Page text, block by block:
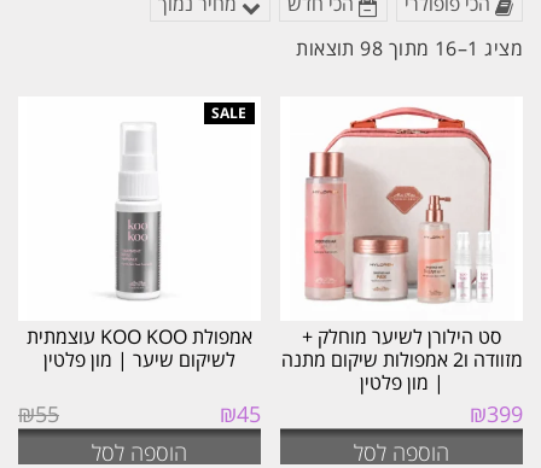
מציג 1–16 מתוך 98 תוצאות
ממוין
הפריט
סט הילורן לשיער מוחלק +
מזוודה ו2 אמפולות שיקום מתנה
| מון פלטין
₪399
הוספה לסל
אמפולת KOO KOO עוצמתית
לשיקום שיער | מון פלטין
₪55
המחיר
המקורי
₪45
הנוכחי
הוספה לסל